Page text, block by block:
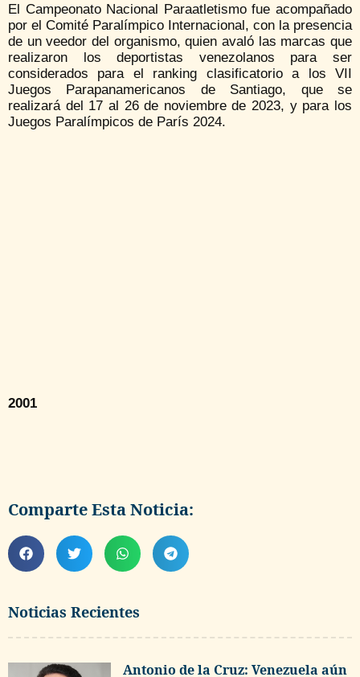
Noticias Recientes
Antonio de la Cruz: Venezuela aún
El Campeonato Nacional Paraatletismo fue acompañado
por el Comité Paralímpico Internacional, con la presencia
de un veedor del organismo, quien avaló las marcas que
realizaron los deportistas venezolanos para ser
considerados para el ranking clasificatorio a los VII
Juegos Parapanamericanos de Santiago, que se
realizará del 17 al 26 de noviembre de 2023, y para los
Juegos Paralímpicos de París 2024.
2001
Comparte Esta Noticia: